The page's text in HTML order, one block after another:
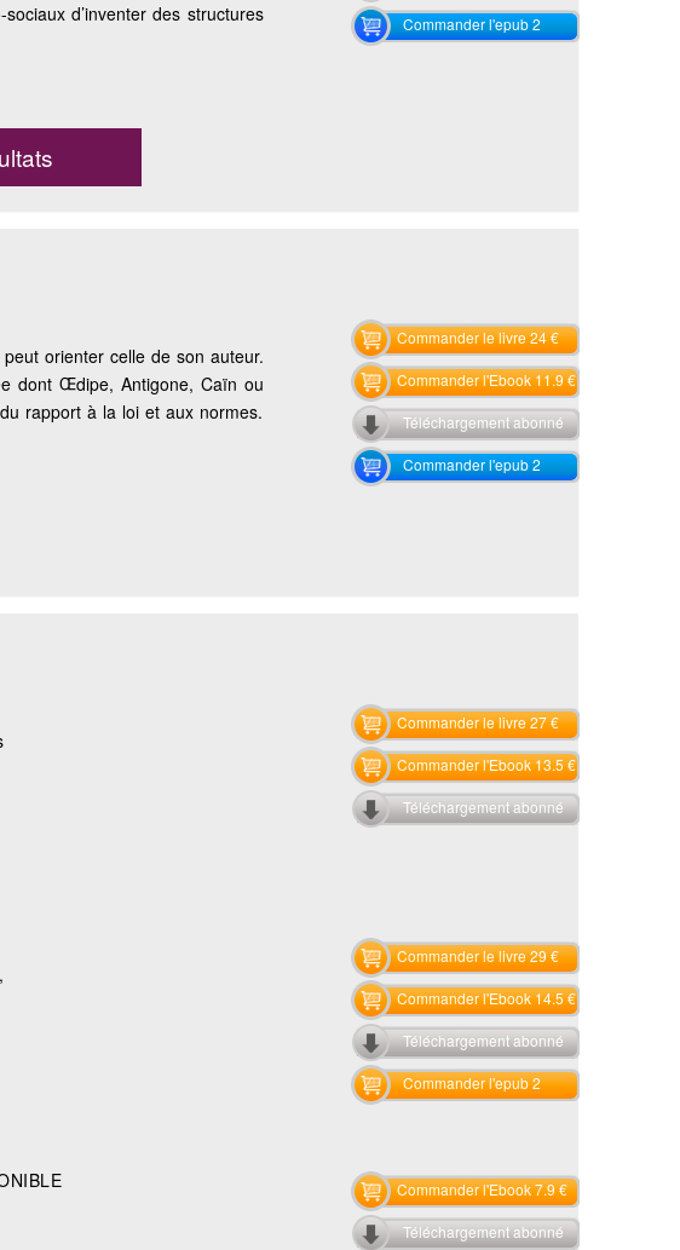
d’inventer des structures
Commander l'epub 2
orienter celle de son auteur.
dont Œdipe, Antigone, Caïn ou
rapport à la loi et aux normes.
Commander le livre 24 €
Commander l'Ebook 11.9 €
Téléchargement abonné
Commander l'epub 2
Commander le livre 27 €
Commander l'Ebook 13.5 €
Téléchargement abonné
Commander le livre 29 €
Commander l'Ebook 14.5 €
Téléchargement abonné
Commander l'epub 2
Commander l'Ebook 7.9 €
Téléchargement abonné